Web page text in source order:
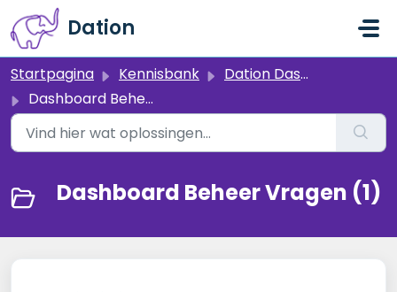
Doorgaan naar hoofdinhoud
Dation
Startpagina Kennisbank
Dation Dashboard - Beheer & Instellingen
Dashboard Beheer Vragen
Dashboard Beheer Vragen (1)